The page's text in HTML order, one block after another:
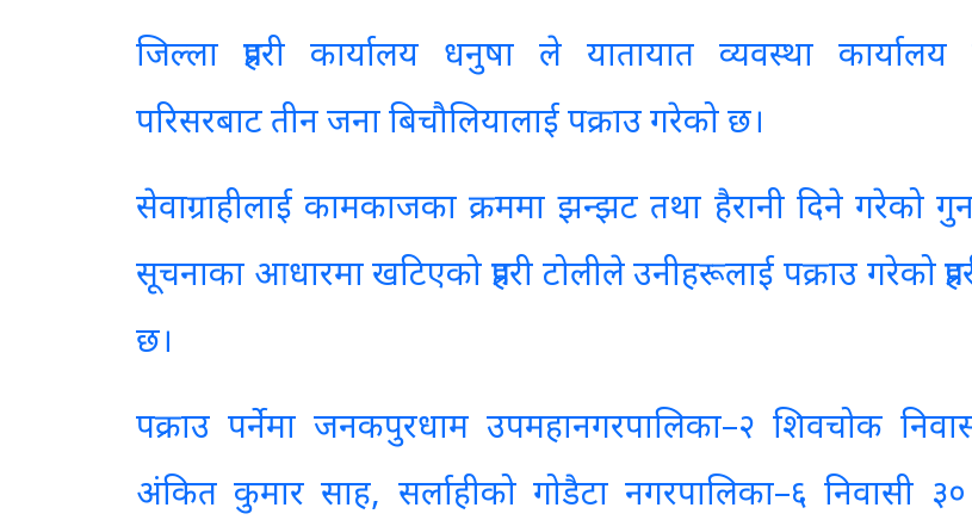
जिल्ला प्रहरी कार्यालय धनुषा ले यातायात व्यवस्था
परिसरबाट तीन जना बिचौलियालाई पक्राउ गरेको छ।
सेवाग्राहीलाई कामकाजका क्रममा झन्झट तथा हैरानी दिने गरेको
सूचनाका आधारमा खटिएको प्रहरी टोलीले उनीहरूलाई पक्राउ गरेको
छ।
पक्राउ पर्नेमा जनकपुरधाम उपमहानगरपालिका–२ शिवचोक
अंकित कुमार साह, सर्लाहीको गोडैटा नगरपालिका–६ निवासी ३०